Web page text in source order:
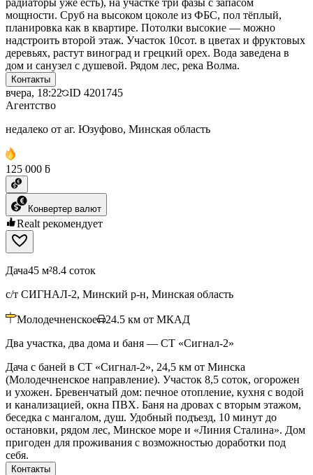
радиаторы уже есть), на участке три фазы с запасом
мощности. Сруб на высоком цоколе из ФБС, пол тёплый,
планировка как в квартире. Потолки высокие — можно
надстроить второй этаж. Участок 10сот. в цветах и фруктовых
деревьях, растут виноград и грецкий орех. Вода заведена в
дом и санузел с душевой. Рядом лес, река Волма.
Контакты
вчера, 18:22 ID 4201745
Агентство
недалеко от аг. Юзуфово, Минская область
125 000 ƃ
Конвертер валют
Realt рекомендует
Дача45 м²8.4 соток
с/т СИГНАЛ-2, Минский р-н, Минская область
Молодечненское 24.5 км от МКАД
Два участка, два дома и баня — СТ «Сигнал‑2»
Дача с баней в СТ «Сигнал-2», 24,5 км от Минска
(Молодечненское направление). Участок 8,5 соток, огорожен
и ухожен. Бревенчатый дом: печное отопление, кухня с водой
и канализацией, окна ПВХ. Баня на дровах с вторым этажом,
беседка с мангалом, душ. Удобный подъезд, 10 минут до
остановки, рядом лес, Минское море и «Линия Сталина». Дом
пригоден для проживания с возможностью доработки под
себя.
Контакты